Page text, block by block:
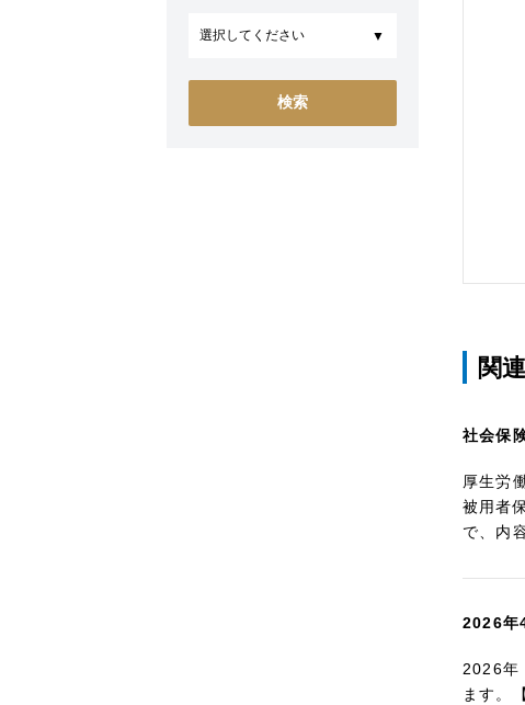
関
社会保
厚生労
被用者
で、内
2026年
2026年
ます。